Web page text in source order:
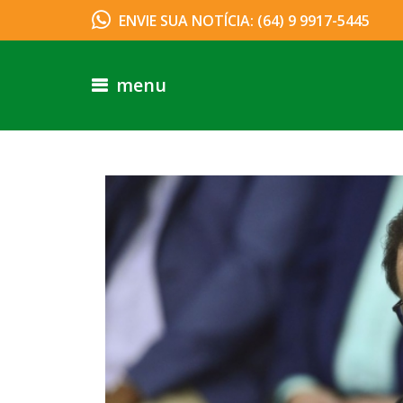
ENVIE SUA NOTÍCIA: (64) 9 9917-5445
menu